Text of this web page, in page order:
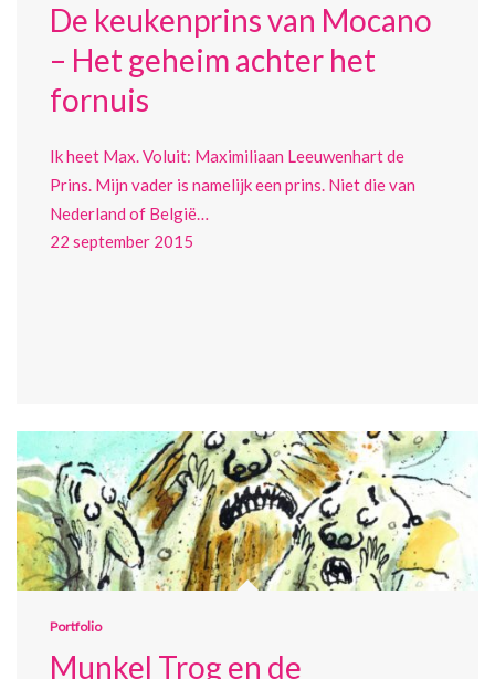
De keukenprins van Mocano
– Het geheim achter het
fornuis
Ik heet Max. Voluit: Maximiliaan Leeuwenhart de
Prins. Mijn vader is namelijk een prins. Niet die van
Nederland of België…
22 september 2015
Portfolio
Munkel Trog en de